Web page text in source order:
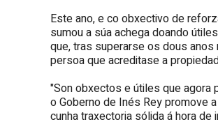
Este ano, e co obxectivo de
sumou a súa achega doando
que, tras superarse os dous
persoa que acreditase a
"Son obxectos e útiles que agora
o Goberno de Inés Rey promove
cunha traxectoria sólida á hora